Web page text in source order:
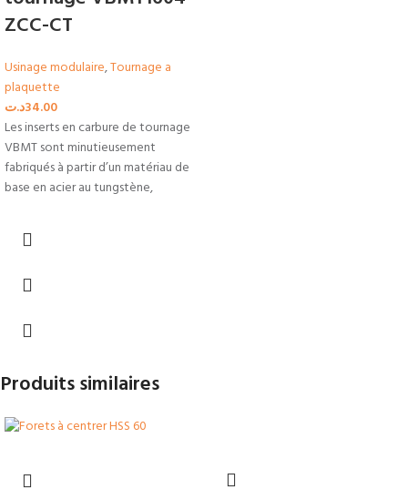
ZCC-CT
Usinage modulaire,Tournage a
plaquette
34.00د.ت
Les inserts en carbure de tournage
VBMT sont minutieusement
fabriqués à partir d’un matériau de
base en acier au tungstène,
Produits similaires